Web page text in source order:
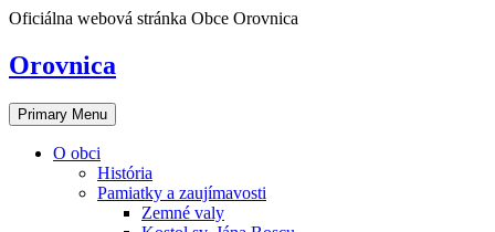
Skip
content
Oficiálna webová stránka Obce Orovnica
Orovnica
Primary Menu
O obci
História
Pamiatky a zaujímavosti
Zemné valy